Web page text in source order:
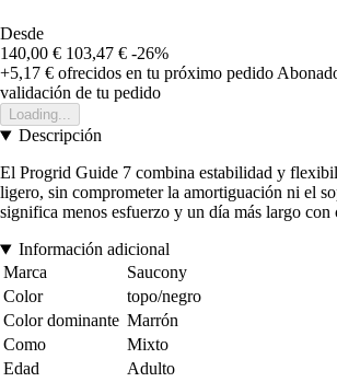
Desde
140,00 € 103,47 € -26%
+5,17 € ofrecidos en tu próximo pedido
validación de tu pedido
Loading...
Descripción
El Progrid Guide 7 combina estabilidad y
ligero, sin comprometer la amortiguación ni el
significa menos esfuerzo y un día más largo con
Información adicional
Marca
Saucony
Color
topo/negro
Color dominante Marrón
Como
Mixto
Edad
Adulto